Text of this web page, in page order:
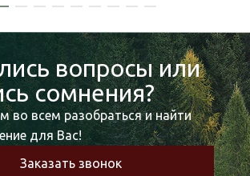
вопросы или
сомнения?
всем разобраться и найти
для Вас!
Заказать звонок